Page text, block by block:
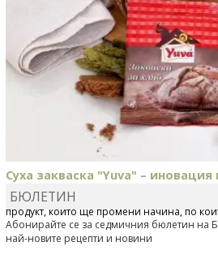
Суха закваска "Yuva" –
Отскоро Лесафр България стартира
продукт, който ще промени начина, по
БЮЛЕТИН
Абонирайте се за седмичния бюлетин на
най-новите рецепти и новини